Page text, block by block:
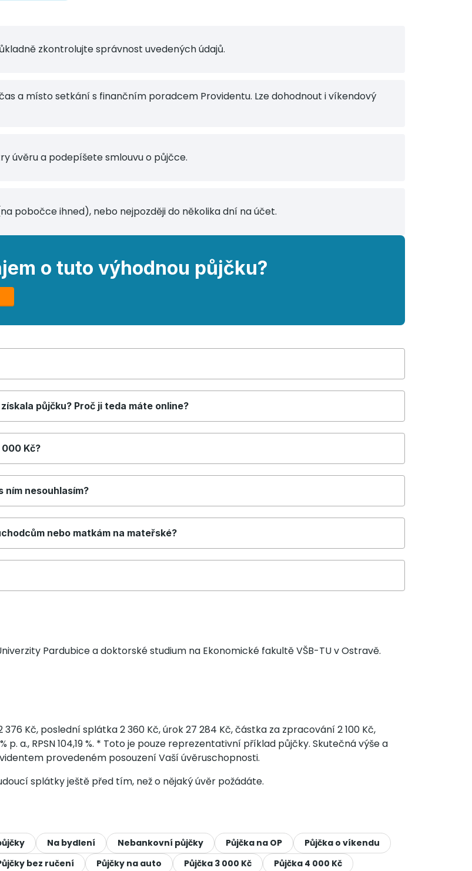
zkontrolujte správnost uvedených údajů.
a místo setkání s finančním poradcem Providentu. Lze dohodnout i víkendový
úvěru a podepíšete smlouvu o půjčce.
pobočce ihned), nebo nejpozději do několika dní na účet.
o tuto výhodnou půjčku?
půjčku? Proč ji teda máte online?
Kč?
ním nesouhlasím?
nebo matkám na mateřské?
Pardubice a doktorské studium na Ekonomické fakultě VŠB-TU v Ostravě.
Kč, poslední splátka 2 360 Kč, úrok 27 284 Kč, částka za zpracování 2 100 Kč,
a., RPSN 104,19 %. * Toto je pouze reprezentativní příklad půjčky. Skutečná výše a
provedeném posouzení Vaší úvěruschopnosti.
splátky ještě před tím, než o nějaký úvěr požádáte.
Na bydlení Nebankovní půjčky Půjčka na OP
Půjčka o víkendu
bez ručení Půjčky na auto Půjčka 3 000 Kč
Půjčka 4 000 Kč